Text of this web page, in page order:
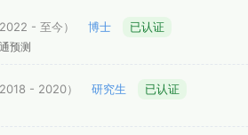
2022 - 至今） 博士 已认证
预测
2018 - 2020） 研究生 已认证